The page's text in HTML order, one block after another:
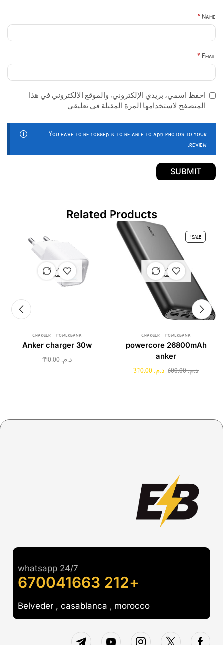
Name
*
Email
*
احفظ اسمي، بريدي الإلكتروني، والموقع الإلكتروني في هذا
المتصفح لاستخدامها المرة المقبلة في تعليقي.
You have to be logged in to be able to add photos to your
review.
Related Products
SALE!
غير متوفر
في المخزون
charger - powerbank
powercore 26800mAh
anker
د.م.600,00 د.م.
غير متوفر
في المخزون
charger - powerbank
Anker charger 30w
د.م.
whatsapp 24/7
+212 670041663
Belveder , casablanca , morocco